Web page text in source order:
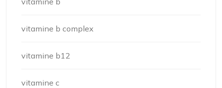
vitamine b complex
vitamine b12
vitamine c